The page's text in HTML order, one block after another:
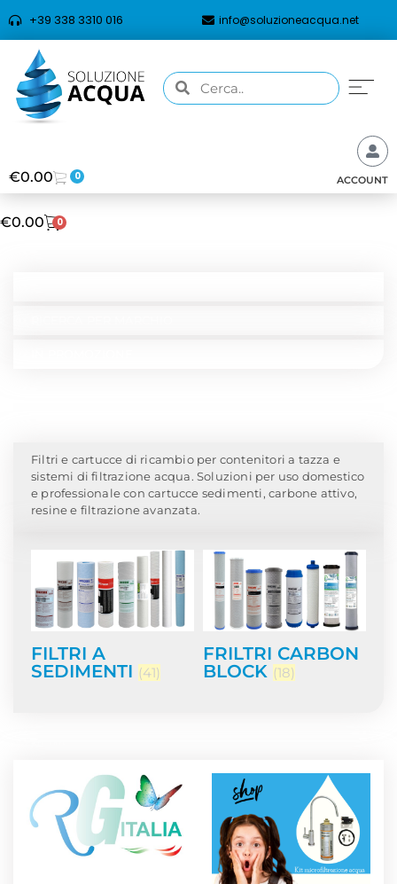
+39 338 3310 016 info@soluzioneacqua.net
€0.00 0 ACCOUNT
€0.00 0
Filtri e cartucce di ricambio per contenitori a tazza e
sistemi di filtrazione acqua. Soluzioni per uso domestico
e professionale con cartucce sedimenti, carbone attivo,
resine e filtrazione avanzata.
FILTRI A
SEDIMENTI (41)
FRILTRI CARBON
BLOCK (18)